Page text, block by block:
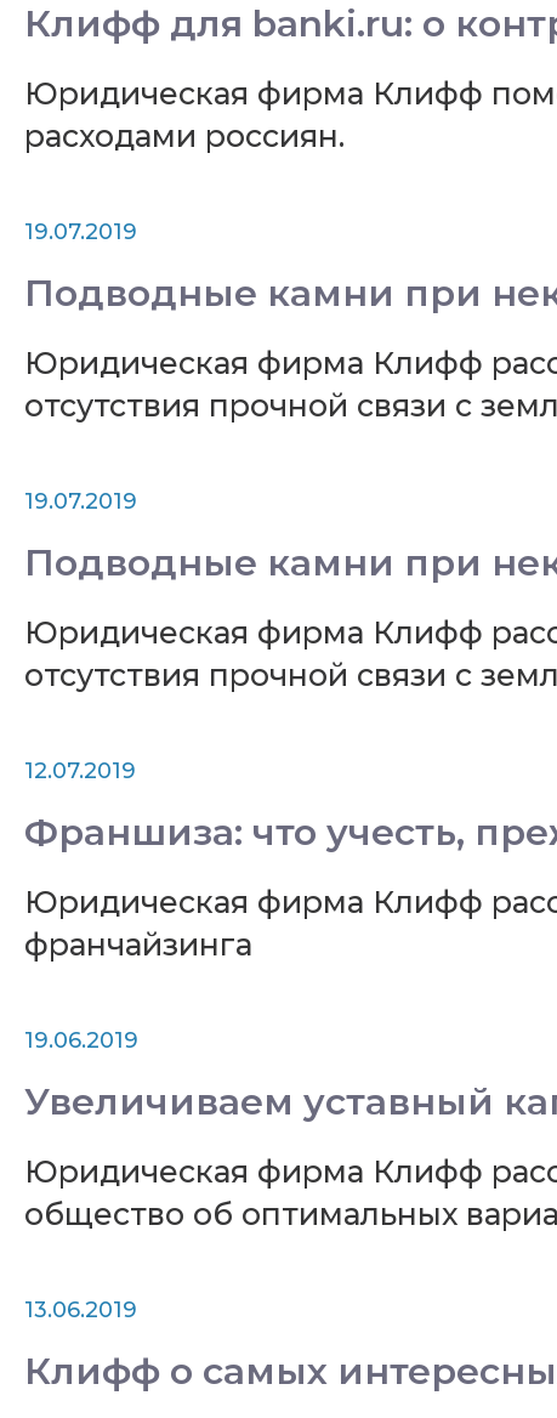
Клифф для banki.ru: о
Юридическая фирма Клифф
расходами россиян.
19.07.2019
Подводные камни при
Юридическая фирма Клифф
отсутствия прочной связи с
19.07.2019
Подводные камни при
Юридическая фирма Клифф
отсутствия прочной связи с
12.07.2019
Франшиза: что учесть,
Юридическая фирма Клифф
франчайзинга
19.06.2019
Увеличиваем уставный
Юридическая фирма Клифф
общество об оптимальных
13.06.2019
Клифф о самых